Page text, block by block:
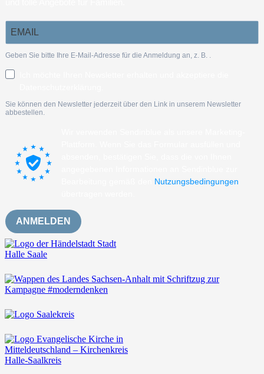
Geben Sie bitte Ihre E-Mail-Adresse für die Anmeldung an, z. B. .
Sie können den Newsletter jederzeit über den Link in unserem Newsletter
abbestellen.
Nutzungsbedingungen
ANMELDEN